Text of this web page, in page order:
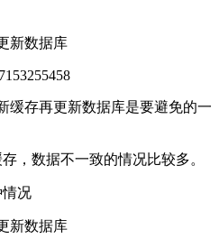
新数据库
缓存再更新数据库是要避免的一
，数据不一致的情况比较多。
况
新数据库